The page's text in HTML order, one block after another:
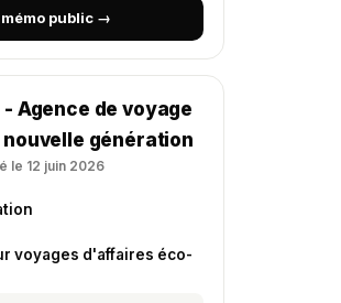
mémo public →
- Agence de voyage
génération
le 12 juin 2026
voyages d'affaires éco-